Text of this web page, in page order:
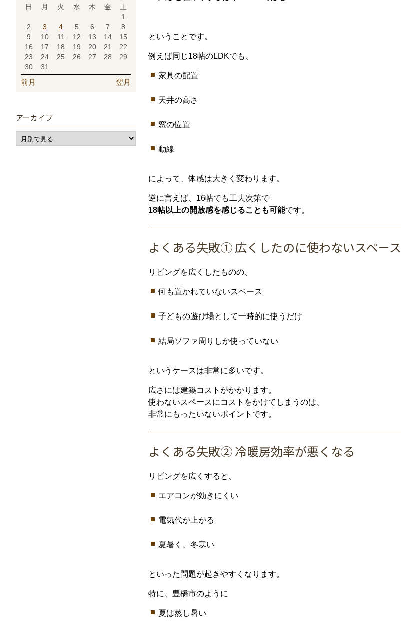
という こと です。
例えば同じ18帖のLDKでも、
家具の配置
天井の高さ
窓の位置
動線
によって、体感は大きく 変わり ます。
逆に言え ば、 16帖でも工夫次第で
18帖以上の開放感を感じること も可能です。
よく ある失敗①広く したのに使わないスペース
リビングを広 く した ものの、
何 も置かれていないスペース
子どもの遊び場として一時的に使う だけ
結局ソファ周り しか使 っていない
という ケースは非常に多いです。
広さ には建築コスト がかかり ます。
使わないスペースに コスト をかけて しまう のは、
非常に もったいないポイント です。
よく ある失敗②冷暖房効率が悪く なる
リビングを広 く すると、
エアコンが効き にくい
電気代が 上がる
夏暑 く、 冬寒い
といった 問題が起きやすく なり ます。
特に、 豊橋市のよう に
夏は蒸し暑い
日 月 火 水 木 金
土
1
2
3 4 5 6 7
8
9
10 11 12 13 14
15
16
17 18 19 20 21
22
23
24 25 26 27 28
29
30
31
前月 翌月
アーカイブ